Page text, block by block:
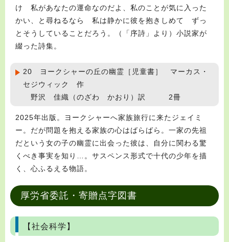
け 私があなたの運命なのだよ、私のことが気に入った
かい、と尋ねるなら 私は静かに彼を抱きしめて ずっ
とそうしていることだろう。（「序詩」より）小説家が
綴った詩集。
20 ヨークシャーの丘の幽霊［児童書］ マーカス・
セジウィック 作
野沢 佳織（のざわ かおり）訳 2冊
2025年出版。ヨークシャーへ家族旅行に来たジェイミ
ー。だが問題を抱える家族の心はばらばら。一家の先祖
だという女の子の幽霊に出会った彼は、自分に関わる驚
くべき事実を知り…。サスペンス形式で十代の少年を描
く、心ふるえる物語。
厚労省委託・寄贈点字図書
【社会科学】